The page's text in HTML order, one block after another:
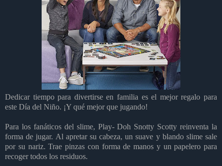
Dedicar tiempo para divertirse en familia es el mejor regalo para
este Día del Niño. ¡Y qué mejor que jugando!
Para los fanáticos del slime, Play- Doh Snotty Scotty reinventa la
forma de jugar. Al apretar su cabeza, un suave y blando slime sale
por su nariz. Trae pinzas con forma de manos y un papelero para
recoger todos los residuos.